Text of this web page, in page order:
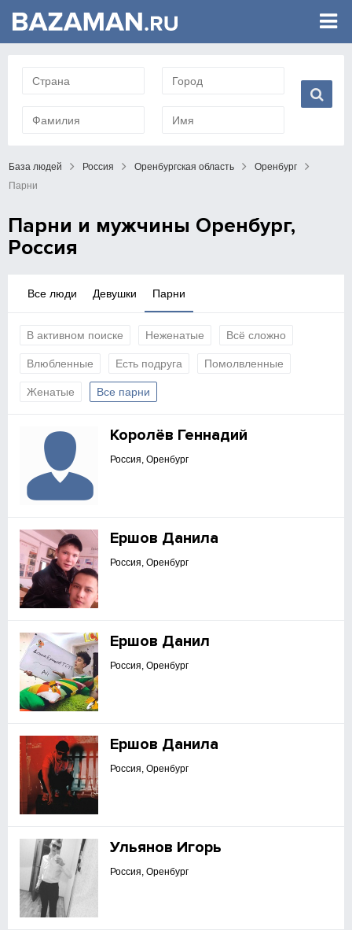
База людей Россия Оренбургская область
Оренбург
Парни
Парни и мужчины Оренбург,
Россия
Парни
Девушки
Все люди
В активном поиске Неженатые Всё сложно
Влюбленные Есть подруга Помолвленные
Женатые Все парни
Королёв Геннадий
Россия, Оренбург
Ершов Данила
Россия, Оренбург
Ершов Данил
Россия, Оренбург
Ершов Данила
Россия, Оренбург
Ульянов Игорь
Россия, Оренбург